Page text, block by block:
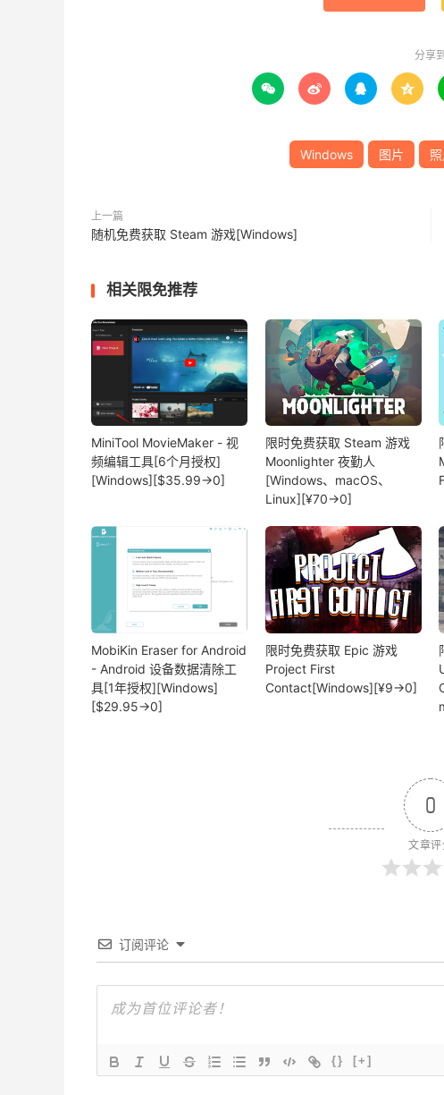
分享到
   
Windows 图片
上一篇
随机免费获取 Steam 游戏[Windows]
相关限免推荐
MiniTool MovieMaker - 视
频编辑工具[6个月授权]
[Windows][$35.99→0]
限时免费获取 Steam 游戏
Moonlighter 夜勤人
[Windows、macOS、
Linux][¥70→0]
MobiKin Eraser for Android
- Android 设备数据清除工
具[1年授权][Windows]
[$29.95→0]
限时免费获取 Epic 游戏
Project First
Contact[Windows][¥9→0]
0
文章评
订阅评论
{} [+]